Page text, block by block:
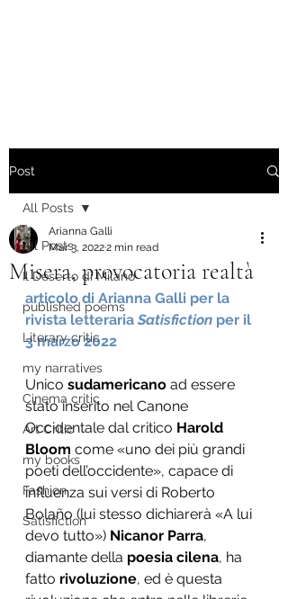
Post
All Posts
Il Deserto di Milano
published poems
Literary critic
my narratives
Cinema critic
Art Critic
my books
Fashion
Satisfiction
All Posts
Misera, provocatoria realtà
Arianna Galli
Mar 3, 20222 min read
articolo di Arianna Galli per la
rivista letteraria Satisfiction per il
3 marzo 2022
Unico sudamericano ad essere
stato inserito nel Canone
Occidentale dal critico Harold
Bloom come «uno dei più grandi
poeti dell’occidente», capace di
influenza sui versi di Roberto
Bolaño (lui stesso dichiarerà «A lui
devo tutto») Nicanor Parra,
diamante della poesia cilena, ha
fatto rivoluzione, ed è questa